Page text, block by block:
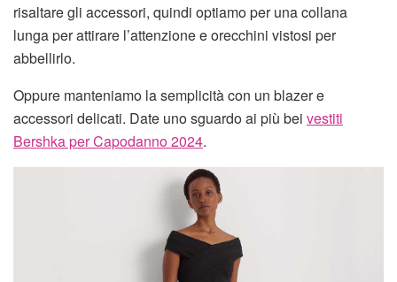
risaltare gli accessori, quindi optiamo per una collana
lunga per attirare l’attenzione e orecchini vistosi per
abbellirlo.
Oppure manteniamo la semplicità con un blazer e
accessori delicati. Date uno sguardo ai più bei vestiti
Bershka per Capodanno 2024.